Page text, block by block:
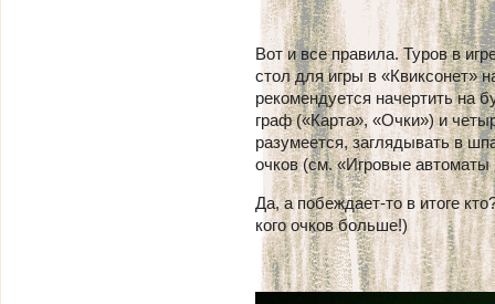
Вот и все правила. Туров в
стол для игры в «Квиксонет»
рекомендуется начертить на
граф («Карта», «Очки») и
разумеется, заглядывать в
очков (см. «Игровые автоматы
Да, а побеждает-то в итоге
кого очков больше!)